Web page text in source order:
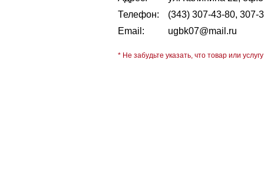
Телефон:
(343) 307-43-80, 307-
Email:
ugbk07@mail.ru
* Не забудьте указать, что товар или